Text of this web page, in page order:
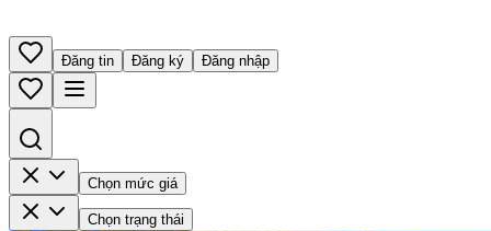
Đăng tin Đăng ký Đăng nhập
Chọn mức giá
Chọn trạng thái